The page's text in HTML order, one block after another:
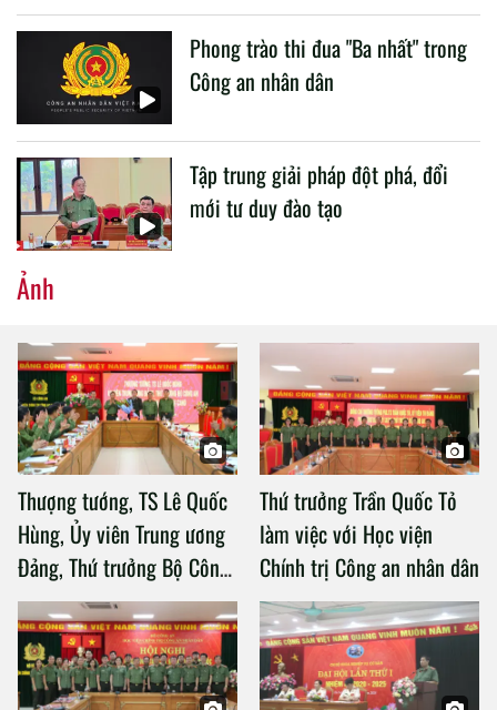
Phong trào thi đua "Ba nhất" trong
Công an nhân dân
Tập trung giải pháp đột phá, đổi
mới tư duy đào tạo
Ảnh
Thượng tướng, TS Lê Quốc
Hùng, Ủy viên Trung ương
Đảng, Thứ trưởng Bộ Công
an làm việc với Học viện
Chính trị Công an nhân dân
Thứ trưởng Trần Quốc Tỏ
làm việc với Học viện
Chính trị Công an nhân dân